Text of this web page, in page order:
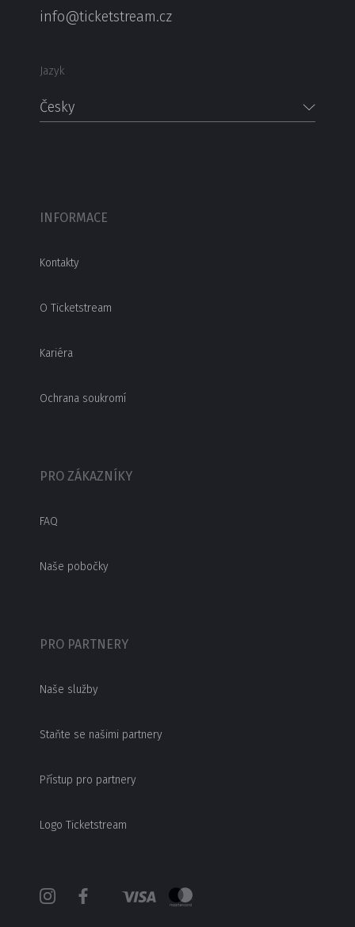
info@ticketstream.cz
Jazyk
Česky
INFORMACE
Kontakty
O Ticketstream
Kariéra
Ochrana soukromí
PRO ZÁKAZNÍKY
FAQ
Naše pobočky
PRO PARTNERY
Naše služby
Staňte se našimi partnery
Přístup pro partnery
Logo Ticketstream